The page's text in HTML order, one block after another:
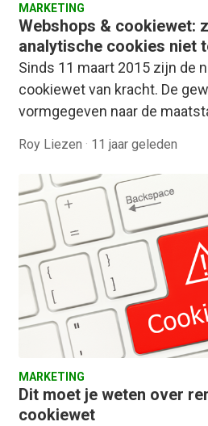
MARKETING
Webshops & cookiewet:
analytische cookies niet
Sinds 11 maart 2015 zijn de
cookiewet van kracht. De
vormgegeven naar de
Roy Liezen · 11 jaar geleden
MARKETING
Dit moet je weten over
cookiewet